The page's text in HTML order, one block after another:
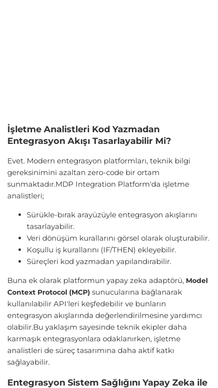
İşletme Analistleri Kod Yazmadan
Entegrasyon Akışı Tasarlayabilir Mi?
Evet. Modern entegrasyon platformları, teknik bilgi
gereksinimini azaltan zero-code bir ortam
sunmaktadır.MDP Integration Platform'da işletme
analistleri;
Sürükle-bırak arayüzüyle entegrasyon akışlarını
tasarlayabilir.
Veri dönüşüm kurallarını görsel olarak oluşturabilir.
Koşullu iş kurallarını (IF/THEN) ekleyebilir.
Süreçleri kod yazmadan yapılandırabilir.
Buna ek olarak platformun yapay zeka adaptörü, Model
Context Protocol (MCP) sunucularına bağlanarak
kullanılabilir API'leri keşfedebilir ve bunların
entegrasyon akışlarında değerlendirilmesine yardımcı
olabilir.Bu yaklaşım sayesinde teknik ekipler daha
karmaşık entegrasyonlara odaklanırken, işletme
analistleri de süreç tasarımına daha aktif katkı
sağlayabilir.
Entegrasyon Sistem Sağlığını Yapay Zeka ile